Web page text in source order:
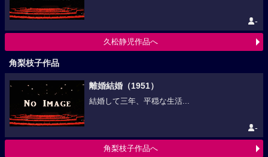
-
久松静児作品へ
角梨枝子作品
離婚結婚（1951）
結婚して三年、平穏な生活...
-
角梨枝子作品へ